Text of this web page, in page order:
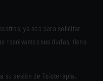
ya sea para solicitar
resolvamos sus dudas, tiene
su sesión de fisioterapia,